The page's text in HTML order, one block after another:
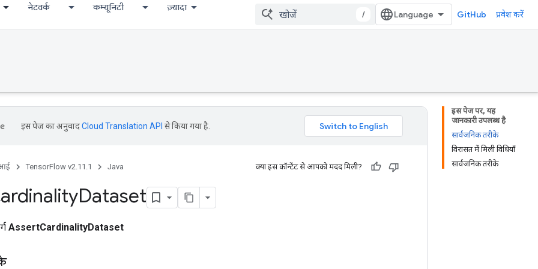
नेटवर्क कम्यूनिटी ज़्यादा
/ GitHub प्रवेश करें
इस पेज पर, यह
जानकारी उपलब्ध है
सार्वजनिक तरीके
विरासत में मिली विधियाँ
सार्वजनिक तरीके
इस पेज का अनुवादCloud Translation API से किया गया है.
TensorFlow v2.11.1 Java क्या इस कॉन्टेंट से आपको मदद मिली?
Dataset
AssertCardinalityDataset